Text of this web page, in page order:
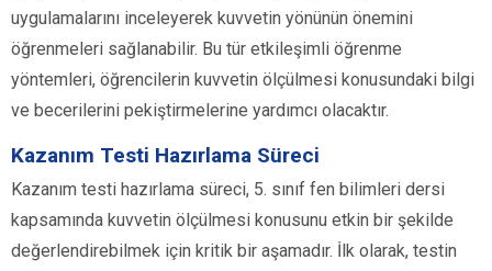
uygulamalarını inceleyerek kuvvetin yönünün önemini
öğrenmeleri sağlanabilir. Bu tür etkileşimli öğrenme
yöntemleri, öğrencilerin kuvvetin ölçülmesi konusundaki bilgi
ve becerilerini pekiştirmelerine yardımcı olacaktır.
Kazanım Testi Hazırlama Süreci
Kazanım testi hazırlama süreci, 5. sınıf fen bilimleri dersi
kapsamında kuvvetin ölçülmesi konusunu etkin bir şekilde
değerlendirebilmek için kritik bir aşamadır. İlk olarak, testin